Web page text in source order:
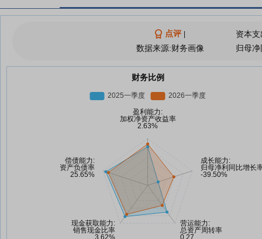
点评
数据来源:财务画像
资本
归母
财务比例